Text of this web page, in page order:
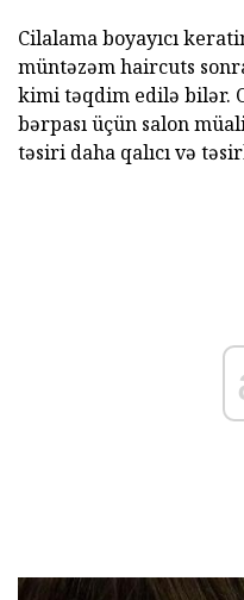
Cilalama boyayıcı
müntəzəm haircuts
kimi təqdim edilə bilər.
bərpası üçün salon
təsiri daha qalıcı və